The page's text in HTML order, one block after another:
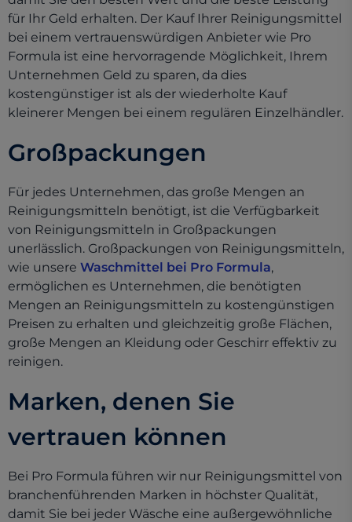
für Ihr Geld erhalten. Der Kauf Ihrer Reinigungsmittel
bei einem vertrauenswürdigen Anbieter wie Pro
Formula ist eine hervorragende Möglichkeit, Ihrem
Unternehmen Geld zu sparen, da dies
kostengünstiger ist als der wiederholte Kauf
kleinerer Mengen bei einem regulären Einzelhändler.
Großpackungen
Für jedes Unternehmen, das große Mengen an
Reinigungsmitteln benötigt, ist die Verfügbarkeit
von Reinigungsmitteln in Großpackungen
unerlässlich. Großpackungen von Reinigungsmitteln,
wie unsere Waschmittel bei Pro Formula,
ermöglichen es Unternehmen, die benötigten
Mengen an Reinigungsmitteln zu kostengünstigen
Preisen zu erhalten und gleichzeitig große Flächen,
große Mengen an Kleidung oder Geschirr effektiv zu
reinigen.
Marken, denen Sie
vertrauen können
Bei Pro Formula führen wir nur Reinigungsmittel von
branchenführenden Marken in höchster Qualität,
damit Sie bei jeder Wäsche eine außergewöhnliche